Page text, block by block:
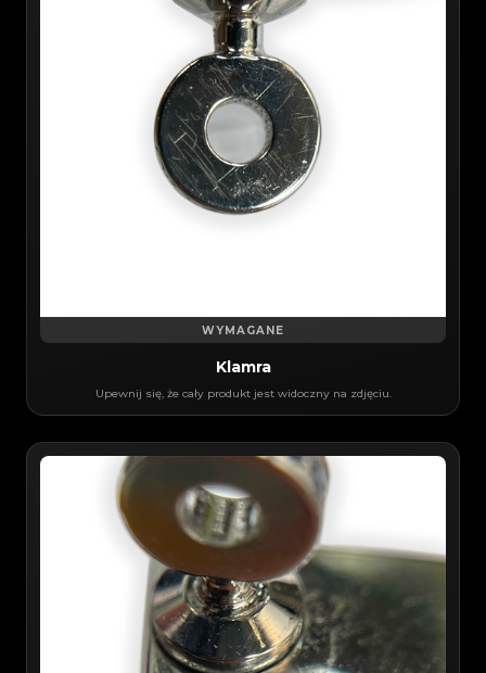
WYMAGANE
Klamra
Upewnij się, że cały produkt jest widoczny na zdjęciu.